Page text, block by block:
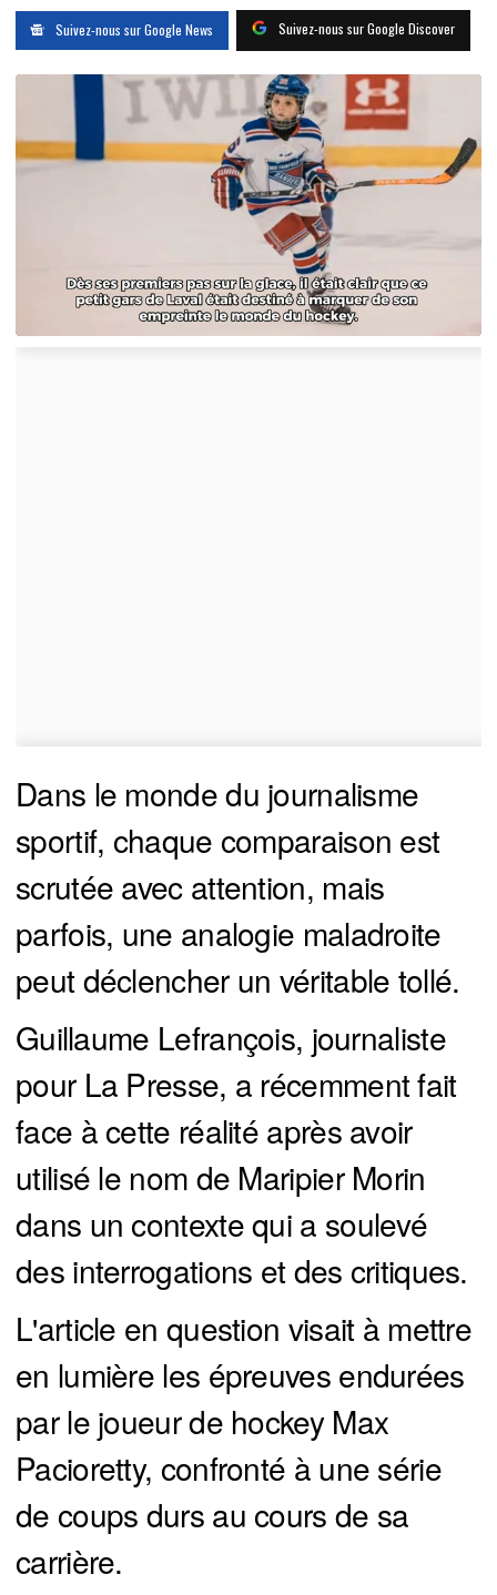
Suivez-nous sur Google News Suivez-nous sur Google Discover
Dans le monde du journalisme
sportif, chaque comparaison est
scrutée avec attention, mais
parfois, une analogie maladroite
peut déclencher un véritable tollé.
Guillaume Lefrançois, journaliste
pour La Presse, a récemment fait
face à cette réalité après avoir
utilisé le nom de Maripier Morin
dans un contexte qui a soulevé
des interrogations et des critiques.
L'article en question visait à mettre
en lumière les épreuves endurées
par le joueur de hockey Max
Pacioretty, confronté à une série
de coups durs au cours de sa
carrière.